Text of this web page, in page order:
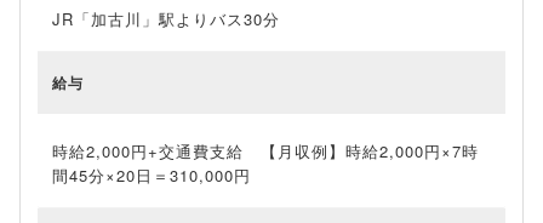
JR「加古川」駅よりバス30分
給与
時給2,000円+交通費支給 【月収例】時給2,000円×7時
間45分×20日＝310,000円